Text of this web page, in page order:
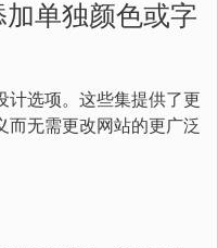
单独颜色或字
计选项。这些集提供了更
而无需更改网站的更广泛